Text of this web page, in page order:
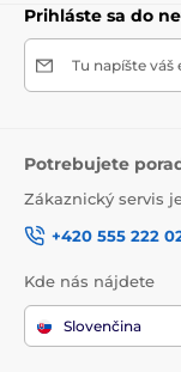
Prihláste sa do
Tu napíšte váš
Potrebujete
Zákaznický servis
+420 555 222
Kde nás nájdete
Slovenčina